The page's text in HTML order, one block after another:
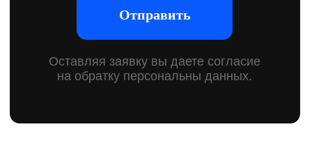
Брендинг для
строительных
компаний
Это комплексный подход к созданию бренда для
строительных компаний. Каждая деталь имеет
значение для формирования правильного первого
чтобы он привлекал внимание и вызывал доверие.